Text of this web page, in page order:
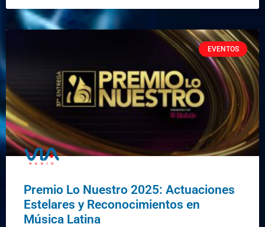
EVENTOS
Premio Lo Nuestro 2025: Actuaciones
Estelares y Reconocimientos en
Música Latina